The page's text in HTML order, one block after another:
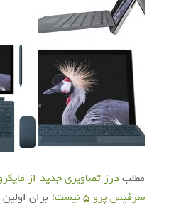
مطلبدرز تصاویری جدید از
سرفیس پرو ۵ نیست!
برای